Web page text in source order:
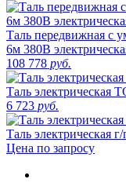
Таль передвижная с
6м 380В
108 778 руб.
Таль электрическая
6 723 руб.
Таль электрическая
Цена по запросу